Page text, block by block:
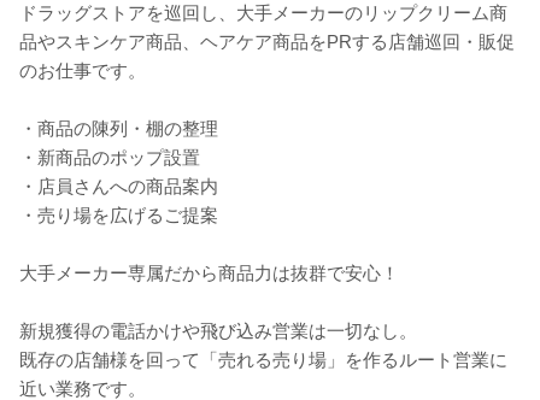
ドラッグストアを巡回し、大手メーカーのリップクリーム商
品やスキンケア商品、ヘアケア商品をPRする店舗巡回・販促
のお仕事です。
・商品の陳列・棚の整理
・新商品のポップ設置
・店員さんへの商品案内
・売り場を広げるご提案
大手メーカー専属だから商品力は抜群で安心！
新規獲得の電話かけや飛び込み営業は一切なし。
既存の店舗様を回って「売れる売り場」を作るルート営業に
近い業務です。